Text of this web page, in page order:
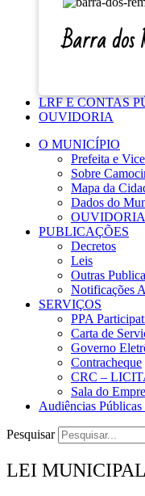
Barra dos
LRF E CONTAS
OUVIDORIA
O MUNICÍPIO
Prefeita e Vice
Sobre
Mapa da
Dados do
OUVIDORIA
PUBLICAÇÕES
Decretos
Leis
Outras
Notificações
SERVIÇOS
PPA
Carta de
Governo
Contracheque
CRC –
Sala do
Audiências Públicas
Pesquisar
LEI MUNICIPAL